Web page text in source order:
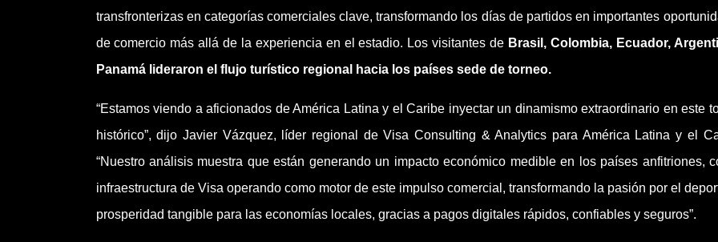
transfronterizas en categorías comerciales clave, transformando los días de partidos en importantes
de comercio más allá de la experiencia en el estadio. Los visitantes de Brasil, Colombia, Ecuador,
Panamá lideraron el flujo turístico regional hacia los países sede de torneo.
“Estamos viendo a aficionados de América Latina y el Caribe inyectar un dinamismo extraordinario en este
histórico”, dijo Javier Vázquez, líder regional de Visa Consulting & Analytics para América Latina y el
“Nuestro análisis muestra que están generando un impacto económico medible en los países anfitriones,
infraestructura de Visa operando como motor de este impulso comercial, transformando la pasión por el
prosperidad tangible para las economías locales, gracias a pagos digitales rápidos, confiables y seguros”.